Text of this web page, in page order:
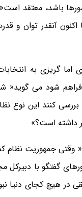
باشد، معتقد
آنقدر توان و
فراهم شود می
کنند این نوع
داشته است؟»
وقتی جمهوریت نظام
گفتگو با
در هیچ کجای دنیا